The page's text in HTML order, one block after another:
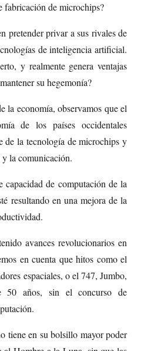
fabricación de microchips?
pretender privar a sus rivales de
de inteligencia artificial.
y realmente genera ventajas
su hegemonía?
la economía, observamos que el
de los países occidentales
de la tecnología de microchips y
la comunicación.
capacidad de computación de la
resultando en una mejora de la
avances revolucionarios en
en cuenta que hitos como el
espaciales, o el 747, Jumbo,
50 años, sin el concurso de
tiene en su bolsillo mayor poder